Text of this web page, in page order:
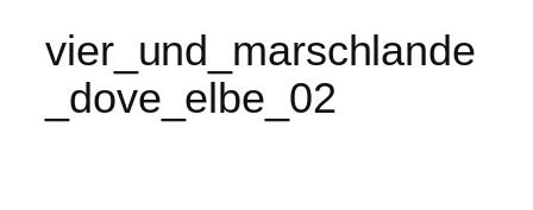
vier_und_marschlande
_dove_elbe_02